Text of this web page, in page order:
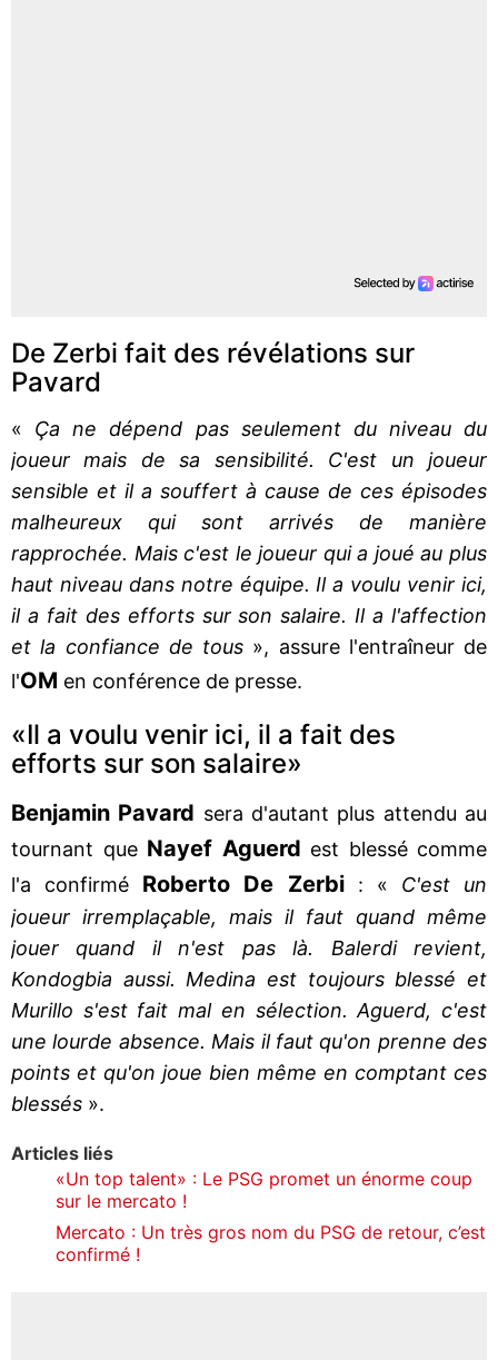
De Zerbi fait des révélations sur
Pavard
« Ça ne dépend pas seulement du niveau du
joueur mais de sa sensibilité. C'est un joueur
sensible et il a souffert à cause de ces épisodes
malheureux qui sont arrivés de manière
rapprochée. Mais c'est le joueur qui a joué au plus
haut niveau dans notre équipe. Il a voulu venir ici,
il a fait des efforts sur son salaire. Il a l'affection
et la confiance de tous », assure l'entraîneur de
l'OM en conférence de presse.
«Il a voulu venir ici, il a fait des
efforts sur son salaire»
Benjamin Pavard sera d'autant plus attendu au
tournant que Nayef Aguerd est blessé comme
l'a confirmé Roberto De Zerbi: « C'est un
joueur irremplaçable, mais il faut quand même
jouer quand il n'est pas là. Balerdi revient,
Kondogbia aussi. Medina est toujours blessé et
Murillo s'est fait mal en sélection. Aguerd, c'est
une lourde absence. Mais il faut qu'on prenne des
points et qu'on joue bien même en comptant ces
blessés ».
Articles liés
«Un top talent» : Le PSG promet un énorme coup
sur le mercato !
Mercato : Un très gros nom du PSG de retour, c’est
confirmé !